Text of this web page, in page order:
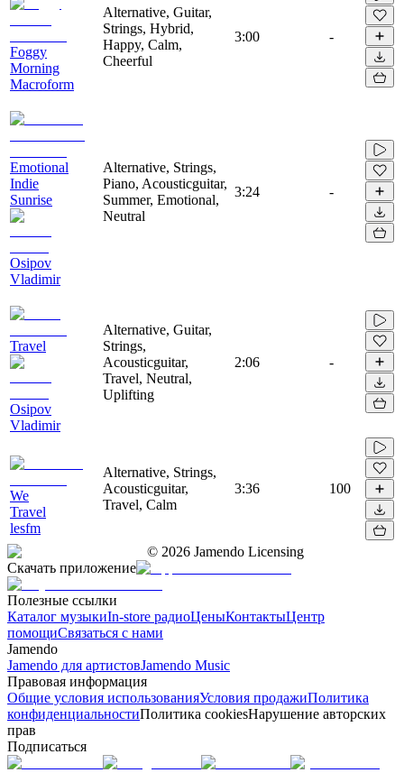
Foggy
Morning
Macroform
Alternative, Guitar,
Strings, Hybrid,
Happy, Calm,
Cheerful
3:00 -
Emotional
Indie
Sunrise
Osipov
Vladimir
Alternative, Strings,
Piano, Acousticguitar,
Summer, Emotional,
Neutral
3:24 -
Travel
Osipov
Vladimir
Alternative, Guitar,
Strings,
Acousticguitar,
Travel, Neutral,
Uplifting
2:06 -
We
Travel
lesfm
Alternative, Strings,
Acousticguitar,
Travel, Calm
3:36 100
© 2026 Jamendo Licensing
Скачать приложение
Полезные ссылки
Каталог музыкиIn-store радиоЦеныКонтактыЦентр
помощиСвязаться с нами
Jamendo
Jamendo для артистовJamendo Music
Правовая информация
Общие условия использованияУсловия продажиПолитика
конфиденциальностиПолитика cookiesНарушение авторских
прав
Подписаться